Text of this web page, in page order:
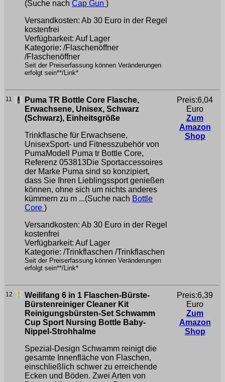
(Suche nach Cap Gun )
Versandkosten: Ab 30 Euro in der Regel
kostenfrei
Verfügbarkeit: Auf Lager
Kategorie: /Flaschenöffner
/Flaschenöffner
Seit der Preiserfassung können Veränderungen
erfolgt sein**/Link*
11
Puma TR Bottle Core Flasche,
Erwachsene, Unisex, Schwarz
(Schwarz), Einheitsgröße
Trinkflasche für Erwachsene,
UnisexSport- und Fitnesszubehör von
PumaModell Puma tr Bottle Core,
Referenz 053813Die Sportaccessoires
der Marke Puma sind so konzipiert,
dass Sie Ihren Lieblingssport genießen
können, ohne sich um nichts anderes
kümmern zu m ...(Suche nach Bottle
Core )
Versandkosten: Ab 30 Euro in der Regel
kostenfrei
Verfügbarkeit: Auf Lager
Kategorie: /Trinkflaschen /Trinkflaschen
Seit der Preiserfassung können Veränderungen
erfolgt sein**/Link*
Preis:6,04
Euro
Zum
Amazon
Shop
12
Weilifang 6 in 1 Flaschen-Bürste-
Bürstenreiniger Cleaner Kit
Reinigungsbürsten-Set Schwamm
Cup Sport Nursing Bottle Baby-
Nippel-Strohhalme
Spezial-Design Schwamm reinigt die
gesamte Innenfläche von Flaschen,
einschließlich schwer zu erreichende
Ecken und Böden. Zwei Arten von
Preis:6,39
Euro
Zum
Amazon
Shop